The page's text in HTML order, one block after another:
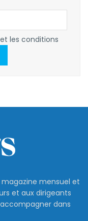
les conditions
mensuel et
et aux dirigeants
dans